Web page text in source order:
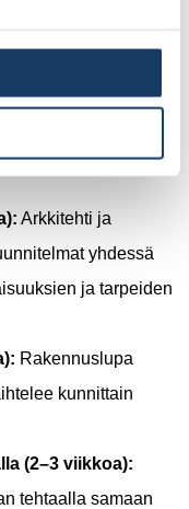
muuttoon
vaikuttaa erityisesti
Lattiavalusta
3–6 kuukaudessa.
Arkkitehti ja
yhdessä
ja tarpeiden
Rakennuslupa
kunnittain
(2–3 viikkoa):
tehtaalla samaan